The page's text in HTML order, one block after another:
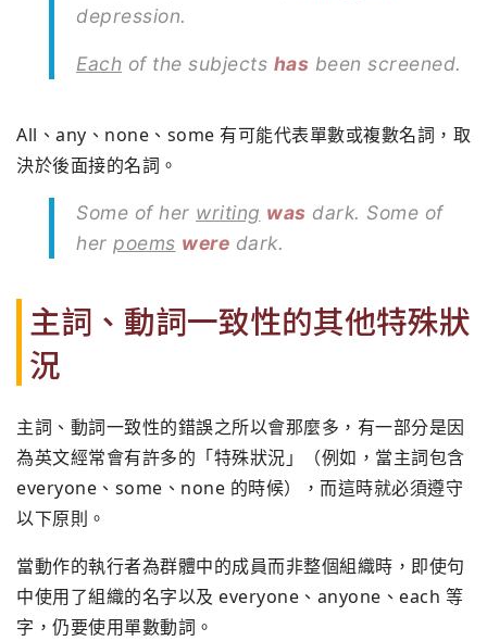
depression.
Each of the subjects has been screened.
All、any、none、some 有可能代表單數或複數名詞，取
決於後面接的名詞。
Some of her writing was dark. Some of
her poems were dark.
主詞、動詞一致性的其他特殊狀
況
主詞、動詞一致性的錯誤之所以會那麼多，有一部分是因
為英文經常會有許多的「特殊狀況」（例如，當主詞包含
everyone、some、none 的時候），而這時就必須遵守
以下原則。
當動作的執行者為群體中的成員而非整個組織時，即使句
中使用了組織的名字以及 everyone、anyone、each 等
字，仍要使用單數動詞。